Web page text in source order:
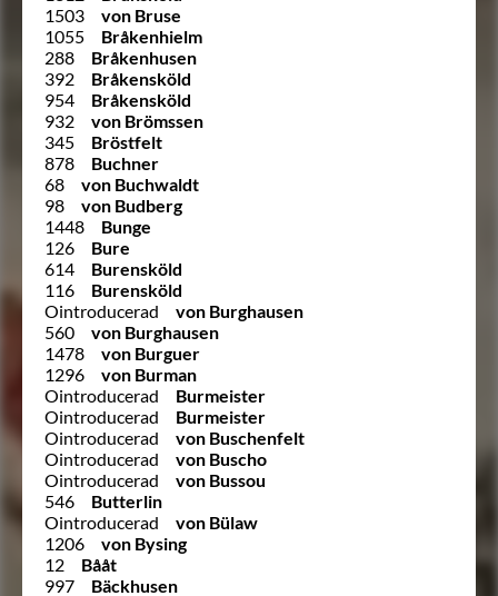
1503
von Bruse
1055
Bråkenhielm
288
Bråkenhusen
392
Bråkensköld
954
Bråkensköld
932
von Brömssen
345
Bröstfelt
878
Buchner
68
von Buchwaldt
98
von Budberg
1448
Bunge
126
Bure
614
Burensköld
116
Burensköld
Ointroducerad
von Burghausen
560
von Burghausen
1478
von Burguer
1296
von Burman
Ointroducerad
Burmeister
Ointroducerad
Burmeister
Ointroducerad
von Buschenfelt
Ointroducerad
von Buscho
Ointroducerad
von Bussou
546
Butterlin
Ointroducerad
von Bülaw
1206
von Bysing
12
Bååt
997
Bäckhusen